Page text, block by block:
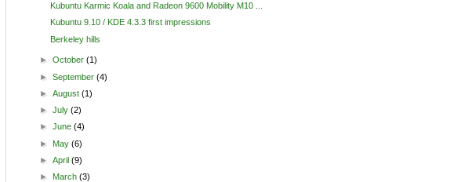
Kubuntu Karmic Koala and Radeon 9600 Mobility M10 ...
Kubuntu 9.10 / KDE 4.3.3 first impressions
Berkeley hills
►October(1)
►September(4)
►August(1)
►July(2)
►June(4)
► May(6)
►April(9)
► March(3)